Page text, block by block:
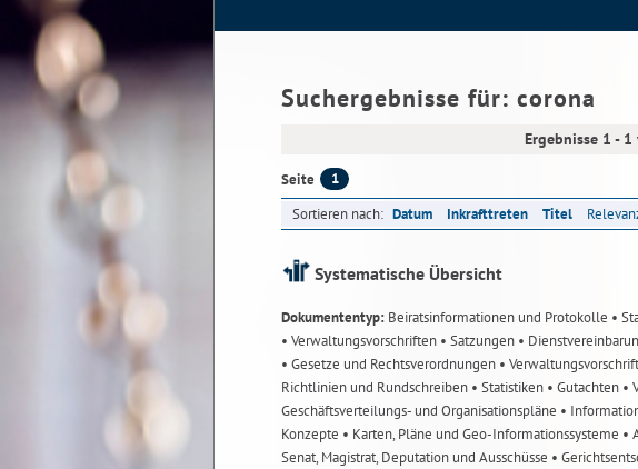
Suchergebnisse für: corona
Ergebnisse 1 -
Seite 1
Sortieren nach: Datum Inkrafttreten Titel
Systematische Übersicht
Dokumententyp: Beiratsinformationen und Protokolle •
• Verwaltungsvorschriften • Satzungen •
• Gesetze und Rechtsverordnungen •
Richtlinien und Rundschreiben • Statistiken • Gutachten •
Geschäftsverteilungs- und Organisationspläne •
Konzepte • Karten, Pläne und Geo-Informationssysteme •
Senat, Magistrat, Deputation und Ausschüsse •